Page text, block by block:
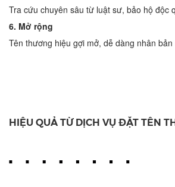
Tra cứu chuyên sâu từ luật sư, bảo hộ độc
6. Mở rộng
Tên thương hiệu gợi mở, dễ dàng nhân
HIỆU QUẢ TỪ DỊCH VỤ ĐẶT TÊN